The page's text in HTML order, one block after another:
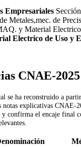
Empresariales Sección
Metales,mec. de
y Material Electrico
Electrico de Uso y
CNAE-2025
se ha reconstruido a
explicativas CNAE-
y confirma el encaje final